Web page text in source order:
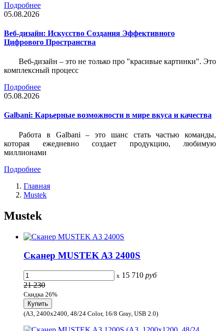
Подробнее
05.08.2026
Веб-дизайн: Искусство Создания Эффективного
Цифрового Пространства
Веб-дизайн – это не только про "красивые картинки". Это
комплексный процесс
Подробнее
05.08.2026
Galbani: Карьерные возможности в мире вкуса и качества
Работа в Galbani – это шанс стать частью команды,
которая ежедневно создает продукцию, любимую
миллионами
Подробнее
Главная
Mustek
Mustek
Сканер MUSTEK A3 2400S
x 15 710 руб
21 230
Скидка 26%
(A3, 2400x2400, 48/24 Color, 16/8 Gray, USB 2.0)